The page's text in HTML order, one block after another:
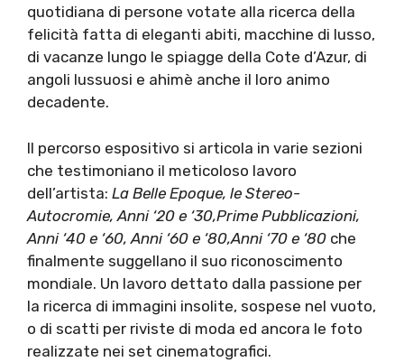
quotidiana di persone votate alla ricerca della
felicità fatta di eleganti abiti, macchine di lusso,
di vacanze lungo le spiagge della Cote d’Azur, di
angoli lussuosi e ahimè anche il loro animo
decadente.
Il percorso espositivo si articola in varie sezioni
che testimoniano il meticoloso lavoro
dell’artista: La Belle Epoque, le Stereo-
Autocromie, Anni ‘20 e ‘30,Prime Pubblicazioni,
Anni ‘40 e ‘60, Anni ‘60 e ‘80,Anni ‘70 e ‘80 che
finalmente suggellano il suo riconoscimento
mondiale. Un lavoro dettato dalla passione per
la ricerca di immagini insolite, sospese nel vuoto,
o di scatti per riviste di moda ed ancora le foto
realizzate nei set cinematografici.